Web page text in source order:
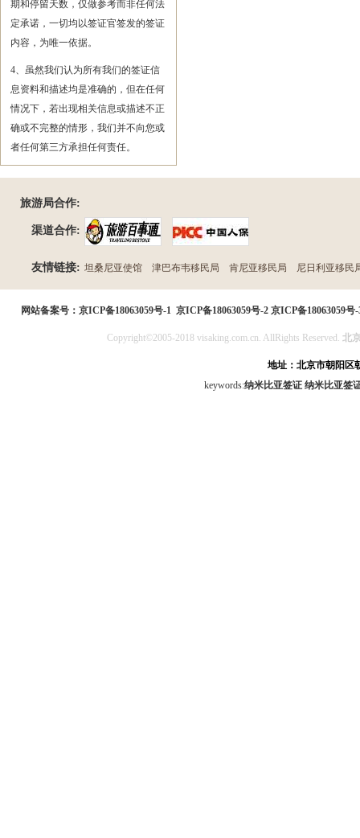
期和停留天数，仅做参考而非任何法
定承诺，一切均以签证官签发的签证
内容，为唯一依据。
4、虽然我们认为所有我们的签证信
息资料和描述均是准确的，但在任何
情况下，若出现相关信息或描述不正
确或不完整的情形，我们并不向您或
者任何第三方承担任何责任。
旅游局合作:
渠道合作:
友情链接: 坦桑尼亚使馆 津巴布韦移民局 肯尼亚移民局 尼日利亚移民
网站备案号： 京ICP备18063059号-1 京ICP备18063059号-2 京ICP备18063059号-
Copyright©2005-2018 visaking.com.cn. AllRights Reserved. 北
地址：北京市朝阳区
keywords:纳米比亚签证 纳米比亚签